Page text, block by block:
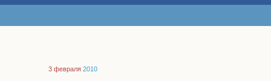
3 февраля 2010